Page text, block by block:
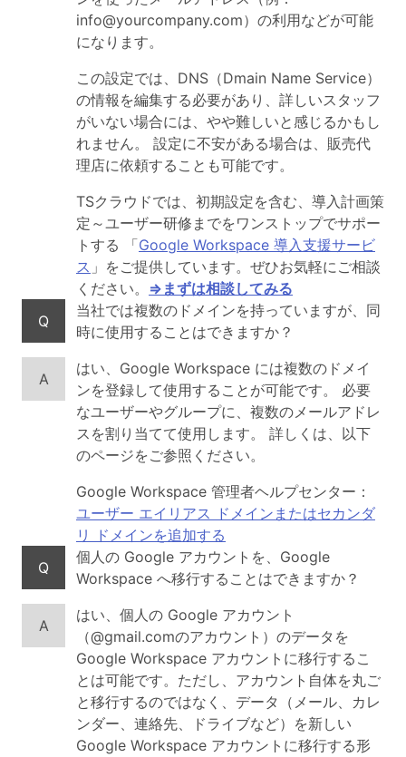
info@yourcompany.com）の利用などが可能
になります。
この設定では、DNS（Dmain Name Service）
の情報を編集する必要があり、詳しいスタッフ
がいない場合には、やや難しいと感じるかもし
れません。 設定に不安がある場合は、販売代
理店に依頼することも可能です。
TSクラウドでは、初期設定を含む、導入計画策
定～ユーザー研修までをワンストップでサポー
トする 「Google Workspace 導入支援サービ
ス 」をご提供しています。ぜひお気軽にご相談
ください。 ⇒まずは相談してみる
Q
当社では複数のドメインを持っていますが、同
時に使用することはできますか？
A
はい、Google Workspace には複数のドメイ
ンを登録して使用することが可能です。 必要
なユーザーやグループに、複数のメールアドレ
スを割り当てて使用します。 詳しくは、以下
のページをご参照ください。
Google Workspace 管理者ヘルプセンター：
ユーザー エイリアス ドメインまたはセカンダ
リ ドメインを追加する
Q
個人の Google アカウントを、Google
Workspace へ移行することはできますか？
A
はい、個人の Google アカウント
（@gmail.comのアカウント）のデータを
Google Workspace アカウントに移行するこ
とは可能です。ただし、アカウント自体を丸ご
と移行するのではなく、データ（メール、カレ
ンダー、連絡先、ドライブなど）を新しい
Google Workspace アカウントに移行する形